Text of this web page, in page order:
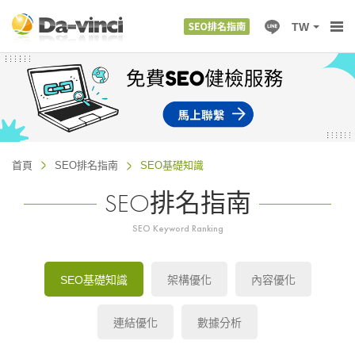
TW
首頁 SEO排名指南 SEO基礎知識
SEO排名指南
SEO Keyword Ranking
SEO基礎知識 架構優化 內容優化
連結優化 數據分析